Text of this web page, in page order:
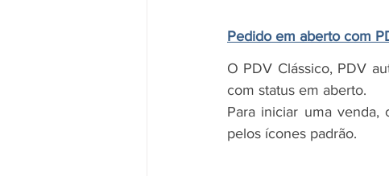
Pedido em aberto com
O PDV Clássico, PDV
com status em aberto.
Para iniciar uma
pelos ícones padrão.